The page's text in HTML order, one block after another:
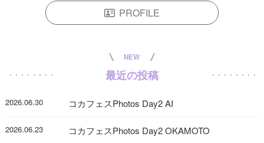
PROFILE
NEW
最近の投稿
2026.06.30 コカフェスPhotos Day2 AI
2026.06.23 コカフェスPhotos Day2 OKAMOTO